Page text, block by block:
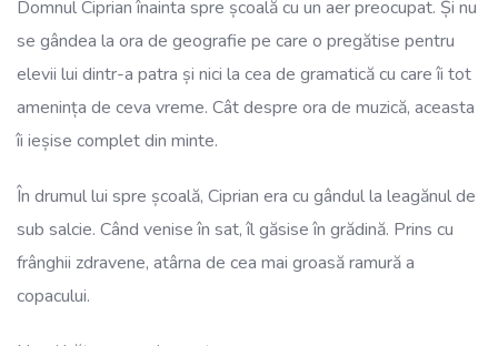
Domnul Ciprian înainta spre școală cu un aer preocupat. Și nu
se gândea la ora de geografie pe care o pregătise pentru
elevii lui dintr-a patra și nici la cea de gramatică cu care îi tot
amenința de ceva vreme. Cât despre ora de muzică, aceasta
îi ieșise complet din minte.
În drumul lui spre școală, Ciprian era cu gândul la leagănul de
sub salcie. Când venise în sat, îl găsise în grădină. Prins cu
frânghii zdravene, atârna de cea mai groasă ramură a
copacului.